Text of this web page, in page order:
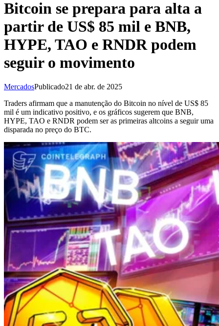
Bitcoin se prepara para alta a
partir de US$ 85 mil e BNB,
HYPE, TAO e RNDR podem
seguir o movimento
MercadosPublicado21 de abr. de 2025
Traders afirmam que a manutenção do Bitcoin no nível de US$ 85
mil é um indicativo positivo, e os gráficos sugerem que BNB,
HYPE, TAO e RNDR podem ser as primeiras altcoins a seguir uma
disparada no preço do BTC.